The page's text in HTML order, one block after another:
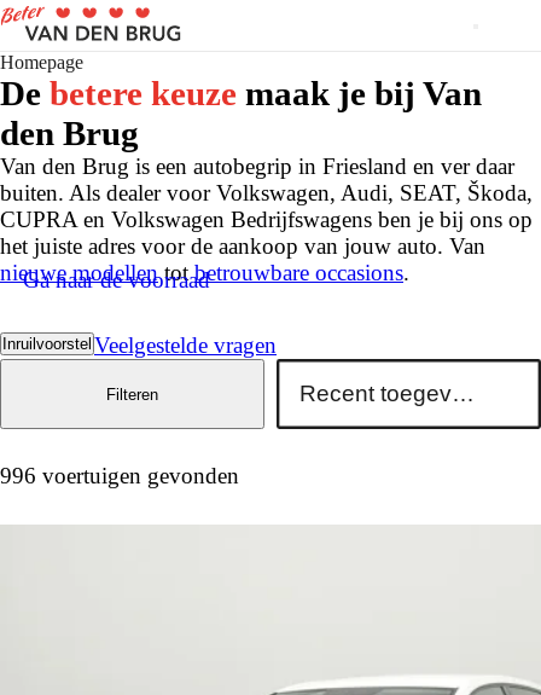
Homepage
De betere keuze maak je bij Van
den Brug
Van den Brug is een autobegrip in Friesland en ver daar
buiten. Als dealer voor Volkswagen, Audi, SEAT, Škoda,
CUPRA en Volkswagen Bedrijfswagens ben je bij ons op
het juiste adres voor de aankoop van jouw auto. Van
nieuwe modellentotbetrouwbare occasions.
Inruilvoorstel Veelgestelde vragen
Ga naar de voorraad
996 voertuigen gevonden
Filteren